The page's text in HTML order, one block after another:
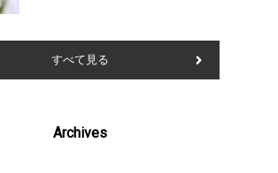
すべて見る
Archives